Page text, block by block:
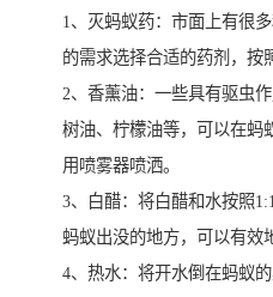
1、灭蚂蚁药：市面上有很
的需求选择合适的药剂，按
2、香薰油：一些具有驱虫
树油、柠檬油等，可以在蚂
用喷雾器喷洒。
3、白醋：将白醋和水按照
蚂蚁出没的地方，可以有效
4、热水：将开水倒在蚂蚁